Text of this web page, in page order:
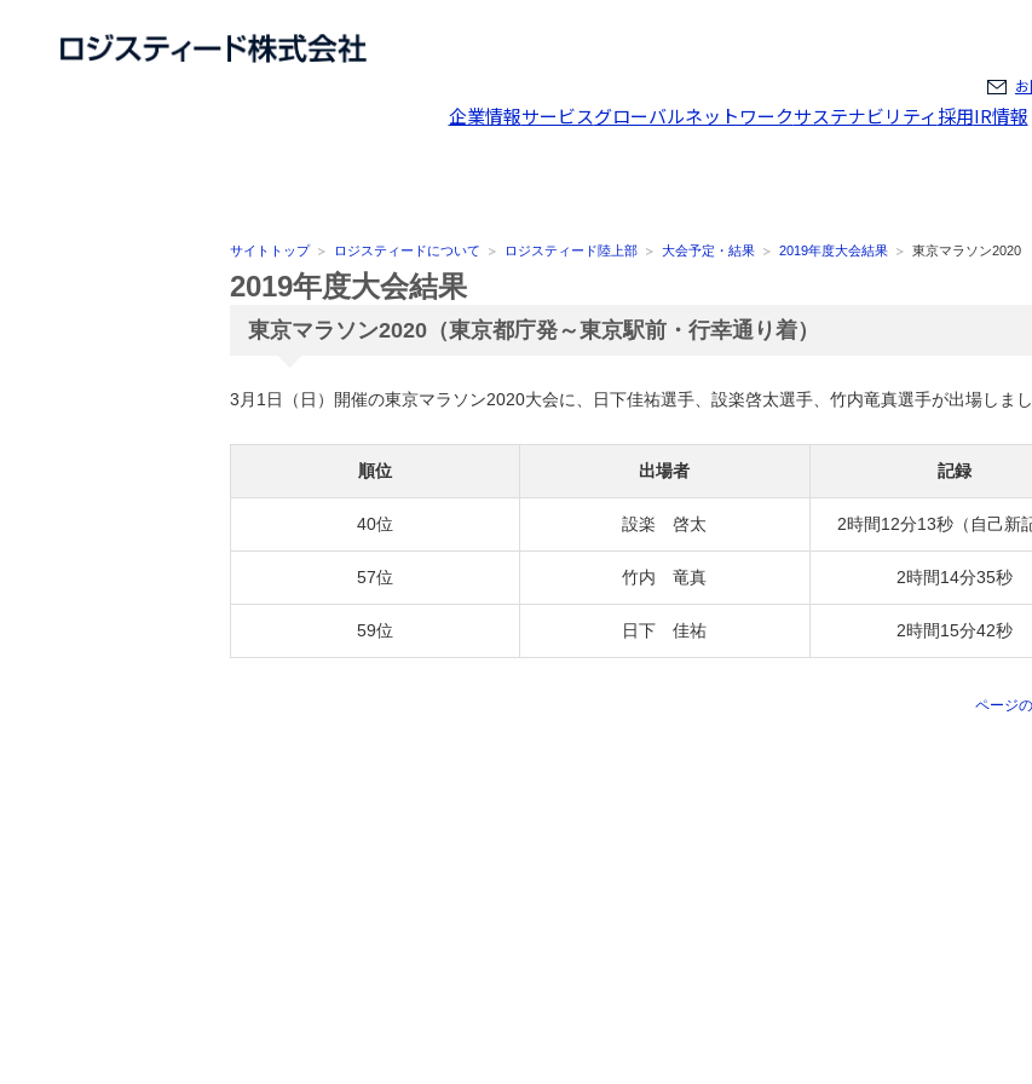
企業情報サービスグローバルネットワークサステナビリティ採用IR情報
サイトトップ ロジスティードについて ロジスティード陸上部 大会予定・結果 2019年度大会結果 東京マラソン2020
2019年度大会結果
東京マラソン2020（東京都庁発～東京駅前・行幸通り着）
3月1日（日）開催の東京マラソン2020大会に、日下佳祐選手、設楽啓太選手、竹内竜真選手が出場しまし
順位 出場者 記録
40位 設楽 啓太 2時間12分13秒（自己新
57位 竹内 竜真 2時間14分35秒
59位 日下 佳祐 2時間15分42秒
ページ